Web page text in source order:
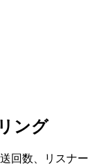
ング
回数、リスナー